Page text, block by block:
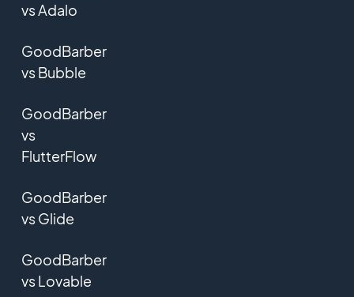
vs Adalo
GoodBarber
vs Bubble
GoodBarber
vs
FlutterFlow
GoodBarber
vs Glide
GoodBarber
vs Lovable